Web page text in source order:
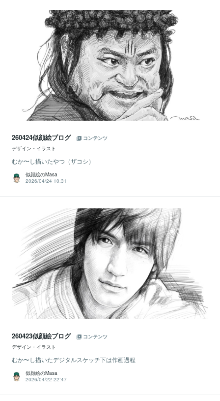
260424似顔絵ブログ
コンテンツ
デザイン・イラスト
むか〜し描いたやつ（ザコシ）
似顔絵のMasa
2026/04/24 10:31
260423似顔絵ブログ
コンテンツ
デザイン・イラスト
むか〜し描いたデジタルスケッチ下は作画過程
似顔絵のMasa
2026/04/22 22:47